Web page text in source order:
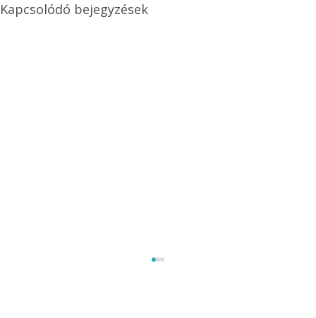
Kapcsolódó bejegyzések